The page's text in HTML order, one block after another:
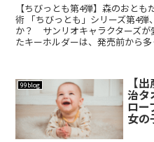
【ちびっとも第4弾】森のおと
術 「ちびっとも」シリーズ第4
か？ サンリオキャラクターズが
たキーホルダーは、発売前から多
99blog 【
治
ロー
女